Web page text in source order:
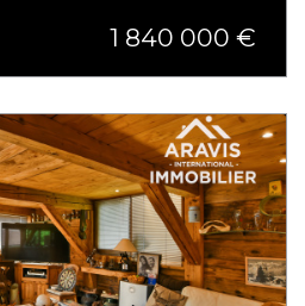
1 840 000 €